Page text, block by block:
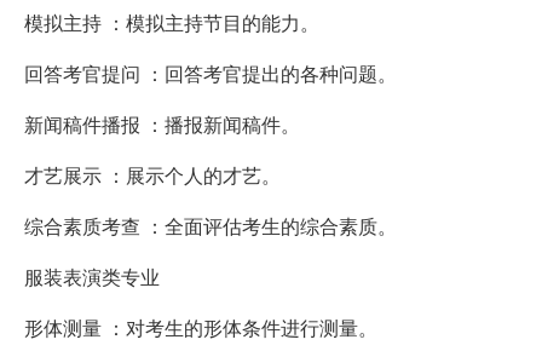
模拟主持 ：模拟主持节目的能力。
回答考官提问 ：回答考官提出的各种问题。
新闻稿件播报 ：播报新闻稿件。
才艺展示 ：展示个人的才艺。
综合素质考查 ：全面评估考生的综合素质。
服装表演类专业
形体测量 ：对考生的形体条件进行测量。